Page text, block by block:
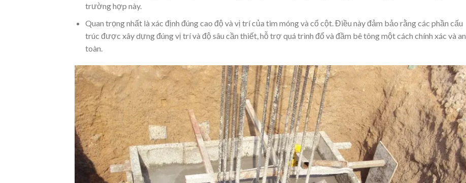
trường hợp này.
Quan trọng nhất là xác định đúng cao độ và vị trí của tim móng và cổ cột. Điều này đảm bảo rằng các phần cấu
trúc được xây dựng đúng vị trí và độ sâu cần thiết, hỗ trợ quá trình đổ và đầm bê tông một cách chính xác và an
toàn.